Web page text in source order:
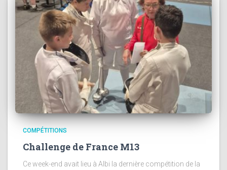
COMPÉTITIONS
Challenge de France M13
Ce week-end avait lieu à Albi la dernière compétition de la